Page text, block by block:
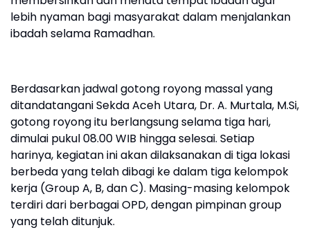
lebih nyaman bagi masyarakat dalam menjalankan
ibadah selama Ramadhan.
Berdasarkan jadwal gotong royong massal yang
ditandatangani Sekda Aceh Utara, Dr. A. Murtala, M.Si,
gotong royong itu berlangsung selama tiga hari,
dimulai pukul 08.00 WIB hingga selesai. Setiap
harinya, kegiatan ini akan dilaksanakan di tiga lokasi
berbeda yang telah dibagi ke dalam tiga kelompok
kerja (Group A, B, dan C). Masing-masing kelompok
terdiri dari berbagai OPD, dengan pimpinan group
yang telah ditunjuk.